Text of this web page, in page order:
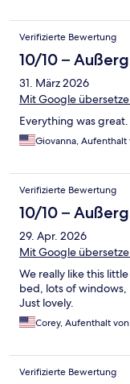
Verifizierte Bewertung
10/10 –
31. März 2026
Mit Google
Everything was
Giovanna,
Verifizierte Bewertung
10/10 –
29. Apr. 2026
Mit Google
We really like this
bed, lots of
Just lovely.
Corey, Aufenthalt
Verifizierte Bewertung